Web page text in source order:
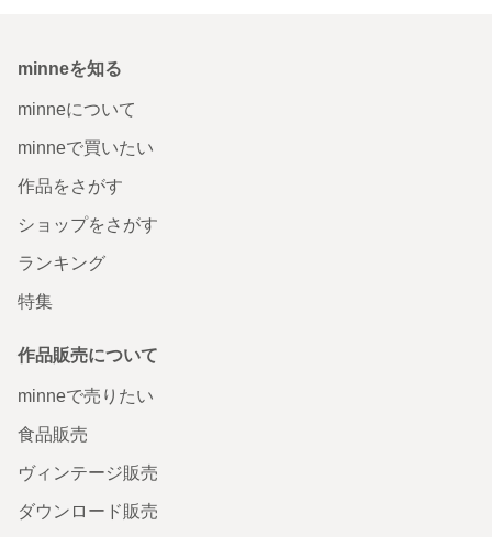
minneを知る
minneについて
minneで買いたい
作品をさがす
ショップをさがす
ランキング
特集
作品販売について
minneで売りたい
食品販売
ヴィンテージ販売
ダウンロード販売